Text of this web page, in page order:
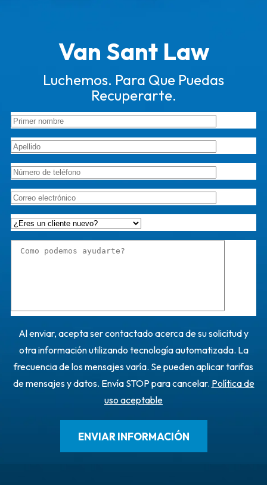
Van Sant Law
Luchemos. Para Que Puedas
Recuperarte.
Al enviar, acepta ser contactado acerca de su solicitud y
otra información utilizando tecnología automatizada. La
frecuencia de los mensajes varía. Se pueden aplicar tarifas
de mensajes y datos. Envía STOP para cancelar. Política de
uso aceptable